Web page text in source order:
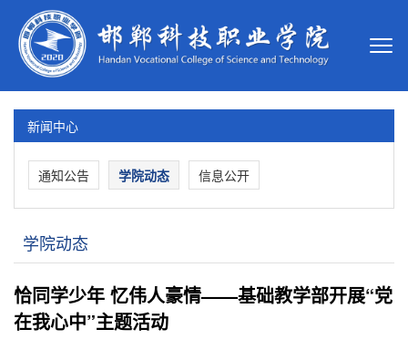
新闻中心
通知公告 学院动态 信息公开
学院动态
恰同学少年 忆伟人豪情——基础教学部开展“党
在我心中”主题活动